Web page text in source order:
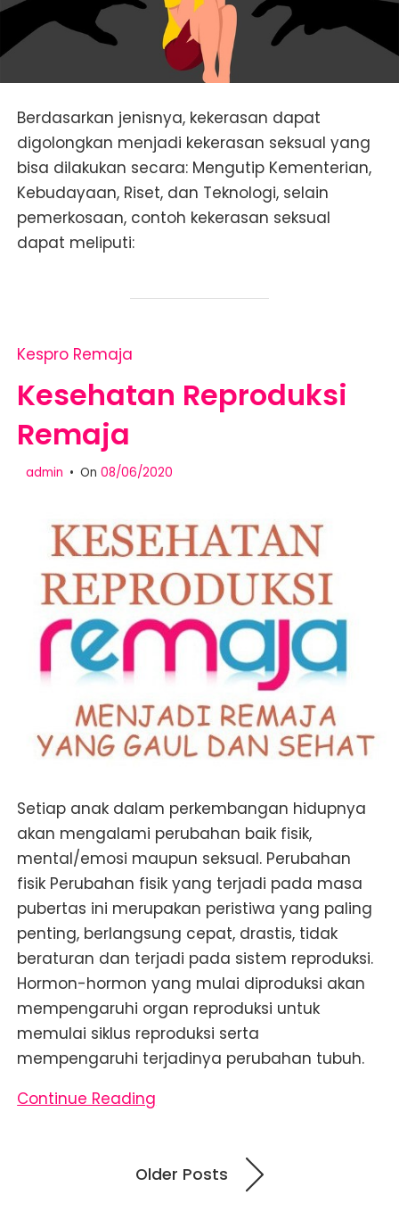
Berdasarkan jenisnya, kekerasan dapat
digolongkan menjadi kekerasan seksual yang
bisa dilakukan secara: Mengutip Kementerian,
Kebudayaan, Riset, dan Teknologi, selain
pemerkosaan, contoh kekerasan seksual
dapat meliputi:
Kespro Remaja
Kesehatan Reproduksi
Remaja
admin On 08/06/2020
Setiap anak dalam perkembangan hidupnya
akan mengalami perubahan baik fisik,
mental/emosi maupun seksual. Perubahan
fisik Perubahan fisik yang terjadi pada masa
pubertas ini merupakan peristiwa yang paling
penting, berlangsung cepat, drastis, tidak
beraturan dan terjadi pada sistem reproduksi.
Hormon-hormon yang mulai diproduksi akan
mempengaruhi organ reproduksi untuk
memulai siklus reproduksi serta
mempengaruhi terjadinya perubahan tubuh.
Continue Reading
Older Posts